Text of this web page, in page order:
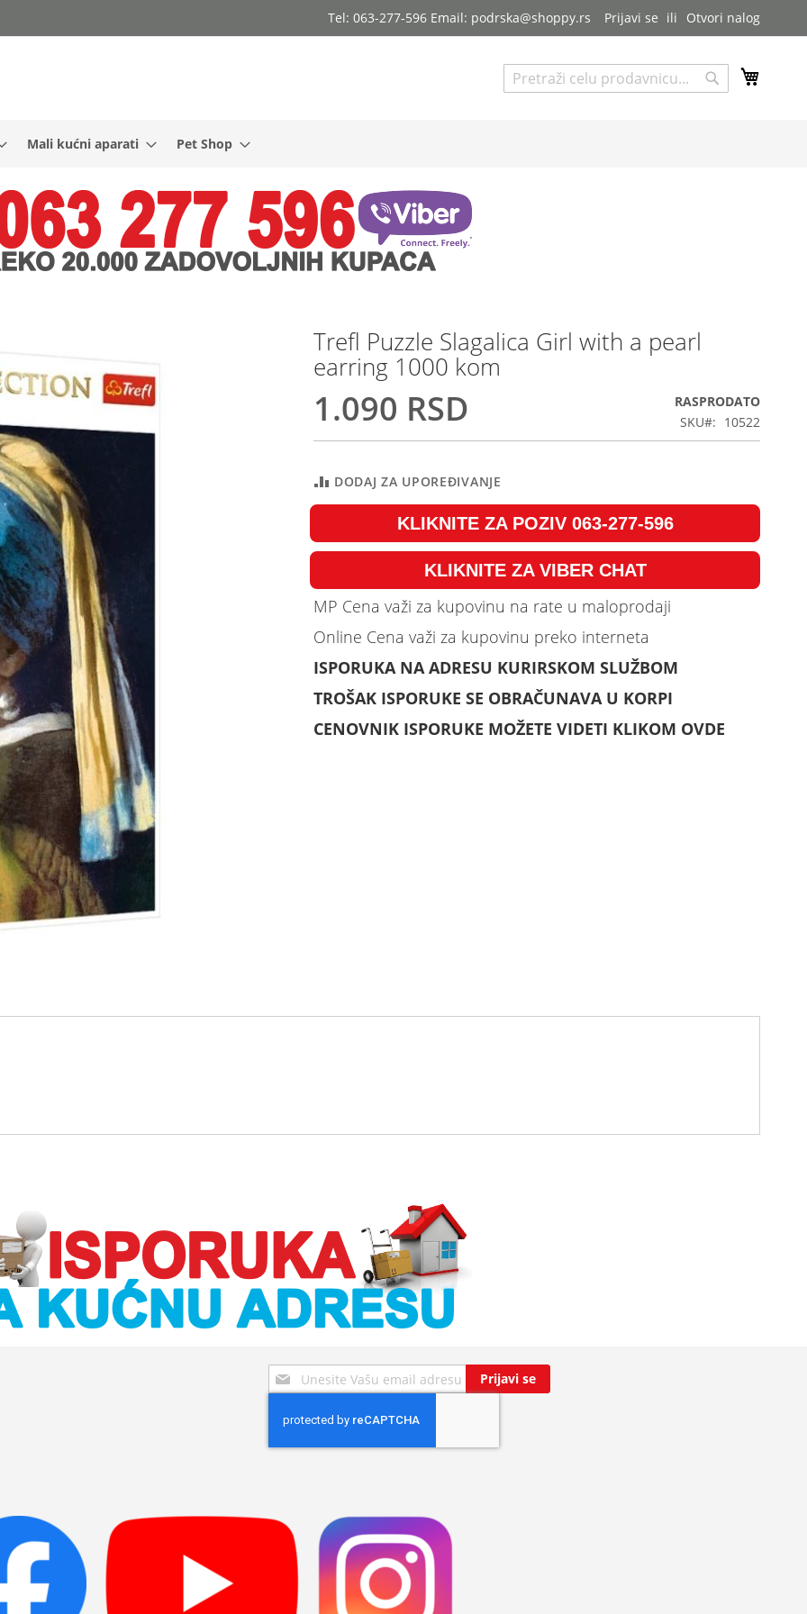
Tel: 063-277-596 Email: podrska@shoppy.rs Prijavi se Otvori nalog
Pretraga
Mali kućni aparati Pet Shop
Trefl Puzzle Slagalica Girl with a pearl
earring 1000 kom
1.090 RSD
RASPRODATO
SKU
10522
DODAJ ZA UPOREĐIVANJE
KLIKNITE ZA POZIV 063-277-596
KLIKNITE ZA VIBER CHAT
MP Cena važi za kupovinu na rate u maloprodaji
Online Cena važi za kupovinu preko interneta
ISPORUKA NA ADRESU KURIRSKOM SLUŽBOM
TROŠAK ISPORUKE SE OBRAČUNAVA U KORPI
CENOVNIK ISPORUKE MOŽETE VIDETI KLIKOM OVDE
Sign
Up
Our
Newsletter:
Prijavi se